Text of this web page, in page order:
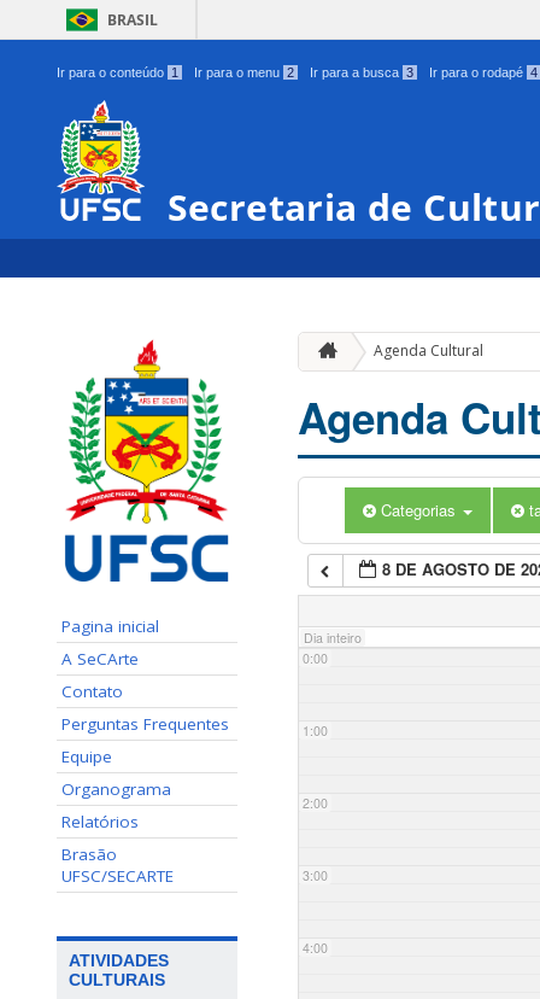
BRASIL
Ir para o conteúdo 1 Ir para o menu 2 Ir para a busca 3 Ir para o rodapé 4
Secretaria de
Pagina inicial
A SeCArte
Contato
Perguntas Frequentes
Equipe
Organograma
Relatórios
Brasão
UFSC/SECARTE
ATIVIDADES
CULTURAIS
Agenda Cultural
Agenda
Categorias
8 DE AGOSTO DE
Dia inteiro
0:00
1:00
2:00
3:00
4:00